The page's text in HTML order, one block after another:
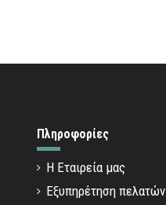
Πληροφορίες
Η Εταιρεία μας
Εξυπηρέτηση πελατών